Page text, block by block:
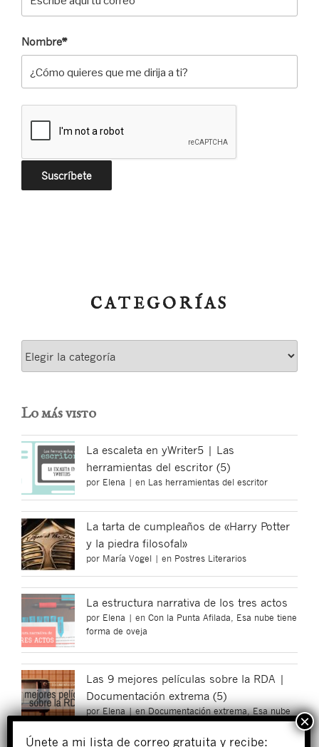
Nombre*
CATEGORÍAS
Lo más visto
La escaleta en yWriter5 | Las
herramientas del escritor (5)
por Elena | en Las herramientas del escritor
La tarta de cumpleaños de «Harry Potter
y la piedra filosofal»
por María Vogel | en Postres Literarios
La estructura narrativa de los tres actos
por Elena | en Con la Punta Afilada, Esa nube tiene
forma de oveja
Las 9 mejores películas sobre la RDA |
Documentación extrema (5)
porElena|enDocumentación extrema,Esa nube
tiene forma de oveja
Únete a mi lista de correo gratuita y recibe: